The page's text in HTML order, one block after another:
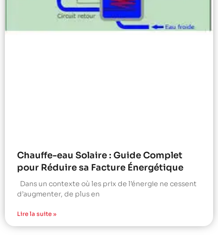
Chauffe-eau Solaire : Guide Complet
pour Réduire sa Facture Énergétique
Dans un contexte où les prix de l’énergie ne cessent
d’augmenter, de plus en
Lire la suite »